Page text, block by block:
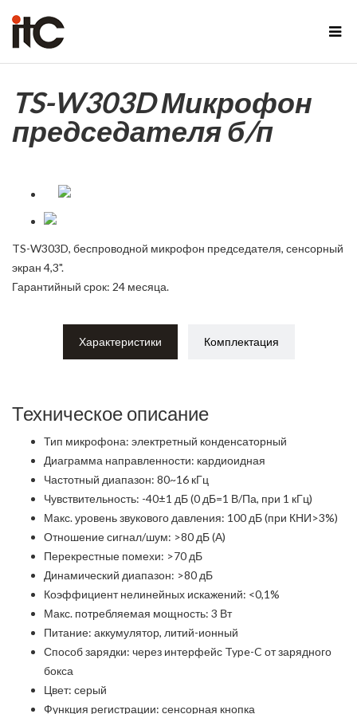
TS-W303D Микрофон
председателя б/п
TS-W303D, беспроводной микрофон председателя, сенсорный
экран 4,3".
Гарантийный срок: 24 месяца.
Характеристики Комплектация
Техническое описание
Тип микрофона: электретный конденсаторный
Диаграмма направленности: кардиоидная
Частотный диапазон: 80~16 кГц
Чувствительность: -40±1 дБ (0 дБ=1 В/Па, при 1 кГц)
Макс. уровень звукового давления: 100 дБ (при КНИ>3%)
Отношение сигнал/шум: >80 дБ (А)
Перекрестные помехи: >70 дБ
Динамический диапазон: >80 дБ
Коэффициент нелинейных искажений: <0,1%
Макс. потребляемая мощность: 3 Вт
Питание: аккумулятор, литий-ионный
Способ зарядки: через интерфейс Type-C от зарядного
бокса
Цвет: серый
Функция регистрации: сенсорная кнопка